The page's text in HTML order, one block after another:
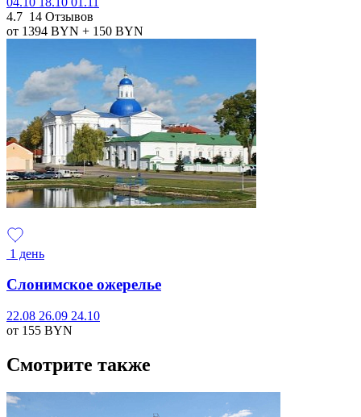
4.7 14 Отзывов
от 1394 BYN + 150 BYN
1 день
Слонимское ожерелье
22.08 26.09 24.10
от 155 BYN
Смотрите также